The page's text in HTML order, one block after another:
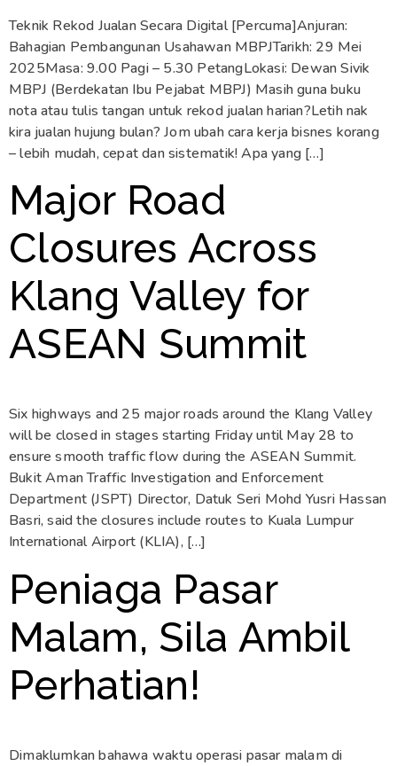
Teknik Rekod Jualan Secara Digital [Percuma]Anjuran:
Bahagian Pembangunan Usahawan MBPJTarikh: 29 Mei
2025Masa: 9.00 Pagi – 5.30 PetangLokasi: Dewan Sivik
MBPJ (Berdekatan Ibu Pejabat MBPJ) Masih guna buku
nota atau tulis tangan untuk rekod jualan harian?Letih nak
kira jualan hujung bulan? Jom ubah cara kerja bisnes korang
– lebih mudah, cepat dan sistematik! Apa yang […]
Major Road
Closures Across
Klang Valley for
ASEAN Summit
Six highways and 25 major roads around the Klang Valley
will be closed in stages starting Friday until May 28 to
ensure smooth traffic flow during the ASEAN Summit.
Bukit Aman Traffic Investigation and Enforcement
Department (JSPT) Director, Datuk Seri Mohd Yusri Hassan
Basri, said the closures include routes to Kuala Lumpur
International Airport (KLIA), […]
Peniaga Pasar
Malam, Sila Ambil
Perhatian!
Dimaklumkan bahawa waktu operasi pasar malam di